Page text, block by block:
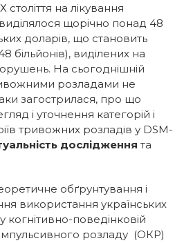
століття на лікування
щорічно понад 48
доларів, що становить
більйонів), виділених на
На сьогоднішній
розладами не
загострилася, про що
і уточнення категорій і
тривожних розладів у DSM-
дослідження та
обґрунтування і
використання українських
когнітивно-поведінковій
розладу (ОКР)